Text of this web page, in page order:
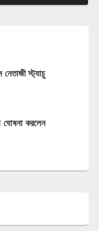
নেতাজী স্ট্যাচু
ঘোষনা করলেন